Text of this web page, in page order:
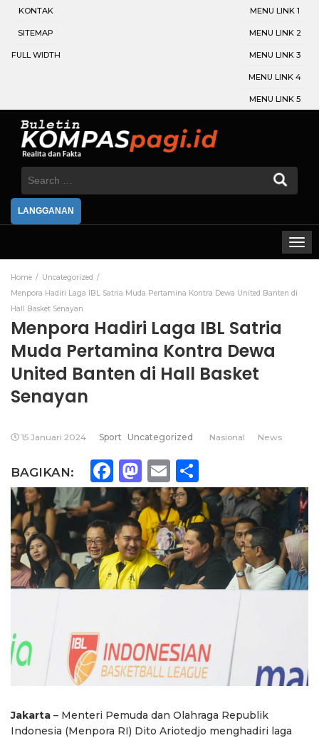
KONTAK
SITEMAP
FULL WIDTH
MENU LINK 1
MENU LINK 2
MENU LINK 3
MENU LINK 4
MENU LINK 5
Search
LANGGANAN
Home
Uncategorized
Menpora Hadiri Laga IBL Satria Muda Pertamina Kontra Dewa United Banten di
Hall Basket Senayan
Menpora Hadiri Laga IBL Satria
Muda Pertamina Kontra Dewa
United Banten di Hall Basket
Senayan
15 Januari 2024 Sport Uncategorized Nasional News
BAGIKAN: Facebook
Mastodon
Email
Jakarta – Menteri Pemuda dan Olahraga Republik
Indonesia (Menpora RI) Dito Ariotedjo menghadiri laga